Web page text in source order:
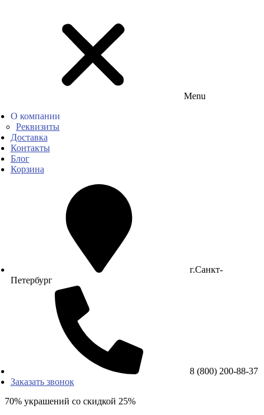
Menu
О компании
Реквизиты
Доставка
Контакты
Блог
Корзина
г.Санкт-
Петербург
8 (800) 200-88-37
Заказать звонок
70% украшений со скидкой 25%